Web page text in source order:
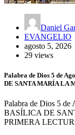
Daniel
EVANGELIO
agosto 5, 2026
29 views
Palabra de Dios 5 de
DE SANTA MARÍA LA
Palabra de Dios 5
BASÍLICA DE
PRIMERA